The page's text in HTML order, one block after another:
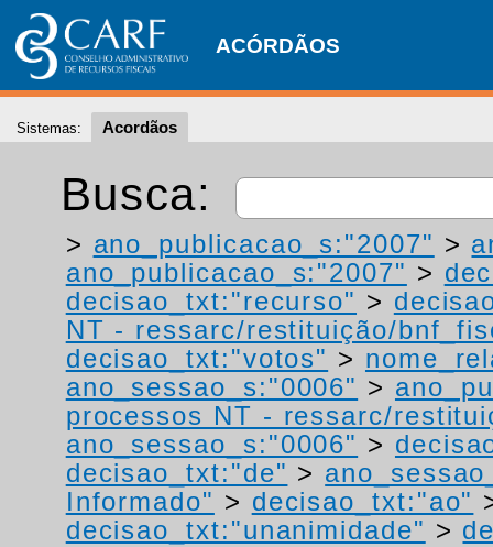
ACÓRDÃOS
Sistemas: Acordãos
Busca:
> ano_publicacao_s:"2007" >
ano_publicacao_s:"2007" >
decisao_txt:"recurso" >
NT - ressarc/restituição/
decisao_txt:"votos" >
ano_sessao_s:"0006" >
processos NT - ressarc/
ano_sessao_s:"0006" >
decisao_txt:"de" >
Informado" > decisao_txt:"ao"
decisao_txt:"unanimidade" >